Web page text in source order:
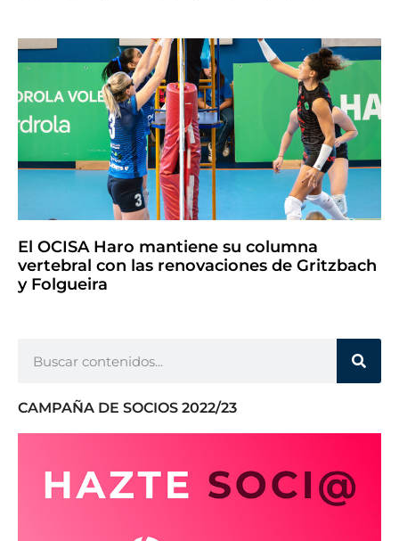
El OCISA Haro mantiene su columna
vertebral con las renovaciones de Gritzbach
y Folgueira
CAMPAÑA DE SOCIOS 2022/23